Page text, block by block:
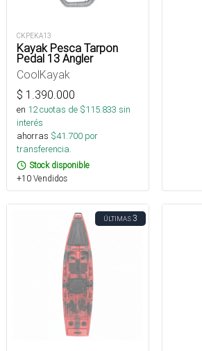
CKPEKA13
Kayak Pesca Tarpon
Pedal 13 Angler
CoolKayak
$ 1.390.000
en 12cuotas de $115.833 sin
interés
ahorras $41.700 por
transferencia.
Stock disponible
+10 Vendidos
ÚLTIMAS3